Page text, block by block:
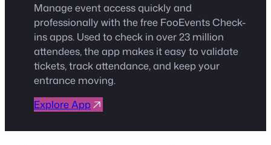
Manage event access quickly and
professionally with the free FooEvents Check-
ins apps. Used to check in over 23 million
attendees, the app makes it easy to validate
tickets, track attendance, and keep your
entrance moving.
Explore App